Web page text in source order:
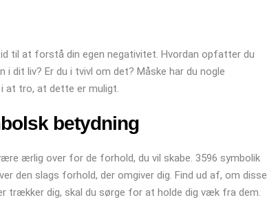
til at forstå din egen negativitet. Hvordan opfatter du
dit liv? Er du i tvivl om det? Måske har du nogle
at tro, at dette er muligt.
betydning
ærlig over for de forhold, du vil skabe. 3596 symbolik
den slags forhold, der omgiver dig. Find ud af, om disse
trækker dig, skal du sørge for at holde dig væk fra dem.